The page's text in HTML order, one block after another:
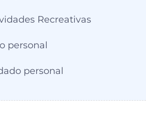
Recreativas
personal
personal